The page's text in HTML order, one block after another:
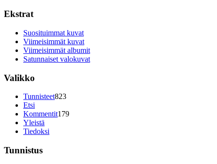
Ekstrat
Suosituimmat kuvat
Viimeisimmät kuvat
Viimeisimmät albumit
Satunnaiset valokuvat
Valikko
Tunnisteet823
Etsi
Kommentit179
Yleistä
Tiedoksi
Tunnistus